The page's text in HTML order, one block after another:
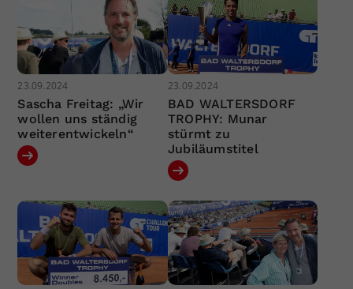
23.09.2024
Sascha Freitag: „Wir
wollen uns ständig
weiterentwickeln“
23.09.2024
BAD WALTERSDORF
TROPHY: Munar
stürmt zu
Jubiläumstitel